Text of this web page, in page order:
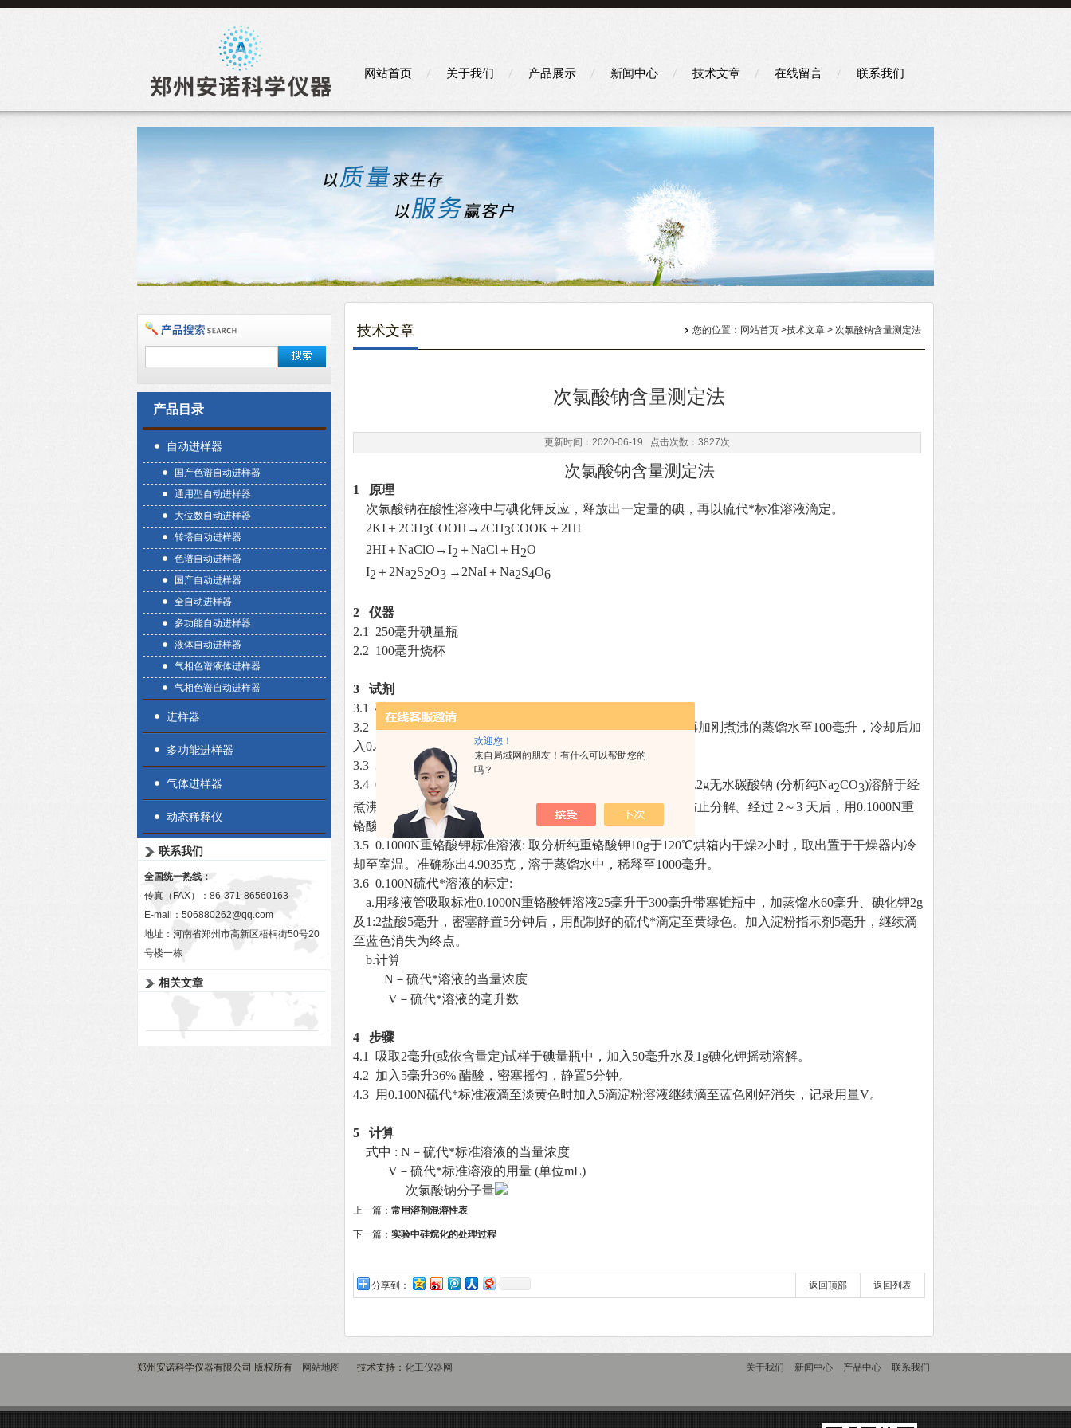
欢迎您！
来自局域网的朋友！有什么可以帮助您的
吗？
网站首页 关于我们 产品展示 新闻中心 技术文章 在线留言 联系我们
产品目录
自动进样器
国产色谱自动进样器
通用型自动进样器
大位数自动进样器
转塔自动进样器
色谱自动进样器
国产自动进样器
全自动进样器
多功能自动进样器
液体自动进样器
气相色谱液体进样器
气相色谱自动进样器
进样器
多功能进样器
气体进样器
动态稀释仪
联系我们
全国统一热线：
传真（FAX）：86-371-86560163
E-mail： 506880262@qq.com
地址：河南省郑州市高新区梧桐街50号20
号楼一栋
相关文章
技术文章 您的位置： 网站首页 >技术文章 > 次氯酸钠含量测定法
次氯酸钠含量测定法
更新时间：2020-06-19 点击次数：3827次
次氯酸钠含量测定法
1 原理
次氯酸钠在酸性溶液中与碘化钾反应，释放出一定量的碘，再以硫代*标准溶液滴定。
2KI＋2CH3COOH→2CH3COOK＋2HI
2HI＋NaClO→I2 ＋NaCl＋H2O
I2 ＋2Na2S2O3 →2NaI＋Na2S4O6
2 仪器
2.1 250毫升碘量瓶
2.2 100毫升烧杯
3 试剂
3.1 碘化钾(分析纯)
3.2 1%淀粉溶液: 将1克可溶性淀粉用少量蒸馏水调成糊状，再加刚煮沸的蒸馏水至100毫升，冷却后加
入0.4g氯化锌保存(三氯甲烷5～6滴亦可)。
3.3 36%醋酸。
3.4 0.100N硫代*溶液: 将25g硫代*(分析纯Na
O)和0.2g无水碳酸钠 (分析纯Na2CO3)溶解于经
煮沸放冷的蒸馏水中，然后稀释至1000毫升贮存于棕色瓶中防止分解。经过 2～3 天后，用0.1000N重
铬酸钾溶液标定。
3.5 0.1000N重铬酸钾标准溶液: 取分析纯重铬酸钾10g于120℃烘箱内干燥2小时，取出置于干燥器内冷
却至室温。准确称出4.9035克，溶于蒸馏水中，稀释至1000毫升。
3.6 0.100N硫代*溶液的标定:
a.用移液管吸取标准0.1000N重铬酸钾溶液25毫升于300毫升带塞锥瓶中，加蒸馏水60毫升、碘化钾2g
及1:2盐酸5毫升，密塞静置5分钟后，用配制好的硫代*滴定至黄绿色。加入淀粉指示剂5毫升，继续滴
至蓝色消失为终点。
b.计算
N－硫代*溶液的当量浓度
V－硫代*溶液的毫升数
4 步骤
4.1 吸取2毫升(或依含量定)试样于碘量瓶中，加入50毫升水及1g碘化钾摇动溶解。
4.2 加入5毫升36% 醋酸，密塞摇匀，静置5分钟。
4.3 用0.100N硫代*标准液滴至淡黄色时加入5滴淀粉溶液继续滴至蓝色刚好消失，记录用量V。
5 计算
式中 : N－硫代*标准溶液的当量浓度
V－硫代*标准溶液的用量 (单位mL)
次氯酸钠分子量
上一篇： 常用溶剂混溶性表
下一篇： 实验中硅烷化的处理过程
分享到： 返回列表
返回顶部
郑州安诺科学仪器有限公司 版权所有 网站地图 技术支持： 化工仪器网 关于我们 新闻中心 产品中心 联系我们